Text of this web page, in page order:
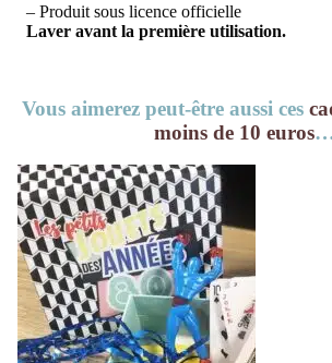
– Produit sous licence officielle
Laver avant la première utilisation.
Vous aimerez peut-être aussi ces
moins de 10 euros